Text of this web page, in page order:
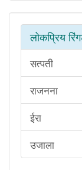
लोकप्रिय
सत्पती
राजनना
ईरा
उजाला